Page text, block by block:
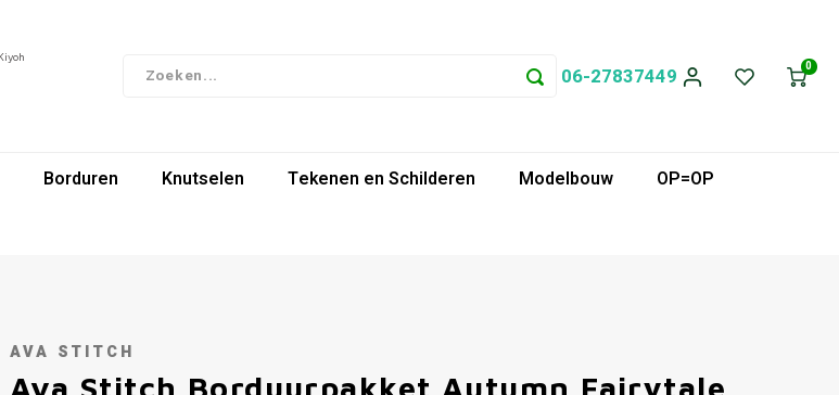
06-27837449 0
Borduren Knutselen Tekenen en Schilderen Modelbouw
OP=OP
AVA STITCH
Ava Stitch Borduurpakket Autumn Fairytale